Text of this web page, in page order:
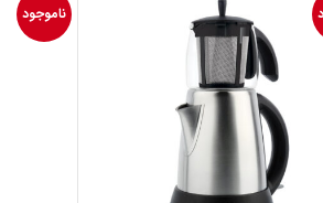
ناموجود